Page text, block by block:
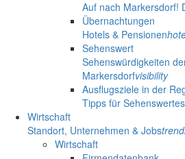
Auf nach Markersdorf!
Übernachtungen
Hotels & Pensionen
Sehenswert
Sehenswürdigkeiten
Markersdorfvisibility
Ausflugsziele in der
Tipps für
Wirtschaft
Standort, Unternehmen & Jobs
Wirtschaft